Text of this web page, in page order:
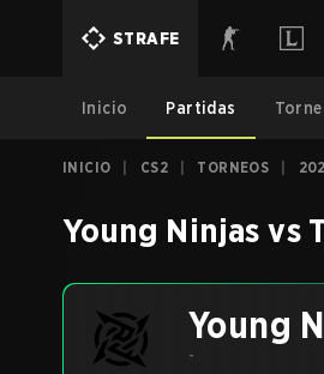
STRAFE
Inicio Partidas
INICIO CS2 TORNEOS
Young Ninjas vs
Young
-